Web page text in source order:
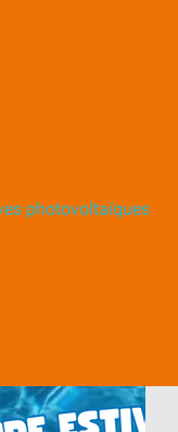
photovoltaïques